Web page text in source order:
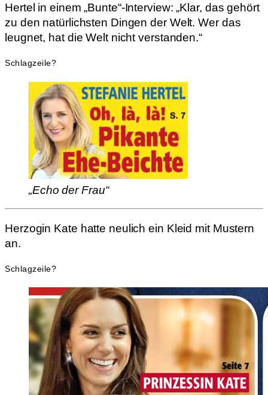
Hertel in einem „Bunte“-Interview: „Klar, das gehört
zu den natürlichsten Dingen der Welt. Wer das
leugnet, hat die Welt nicht verstanden.“
Schlagzeile?
„Echo der Frau“
Herzogin Kate hatte neulich ein Kleid mit Mustern
an.
Schlagzeile?